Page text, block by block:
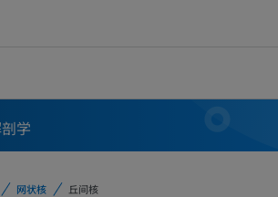
学
网状核 丘间核